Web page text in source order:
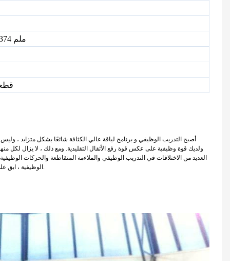
3260 × 1130 × 2374 ملم
300
أصبح التدريب الوظيفي و برنامج لياقة عالي الكثافة شائعًا بشكل متزايد ،
ولديك قوة وظيفية على عكس قوة رفع الأثقال التقليدية. ومع ذلك ، لا يزال لكل
العديد من الاختلافات في التدريب الوظيفي والملاءمة المتقاطعة والحركات
الوظيفية ، ابق على اتصال معنا حتى نتمكن من إخبارك بالعناصر الجديدة التي نطلبها لاستخدامها في برنامج لياقة عالي الكثافة.